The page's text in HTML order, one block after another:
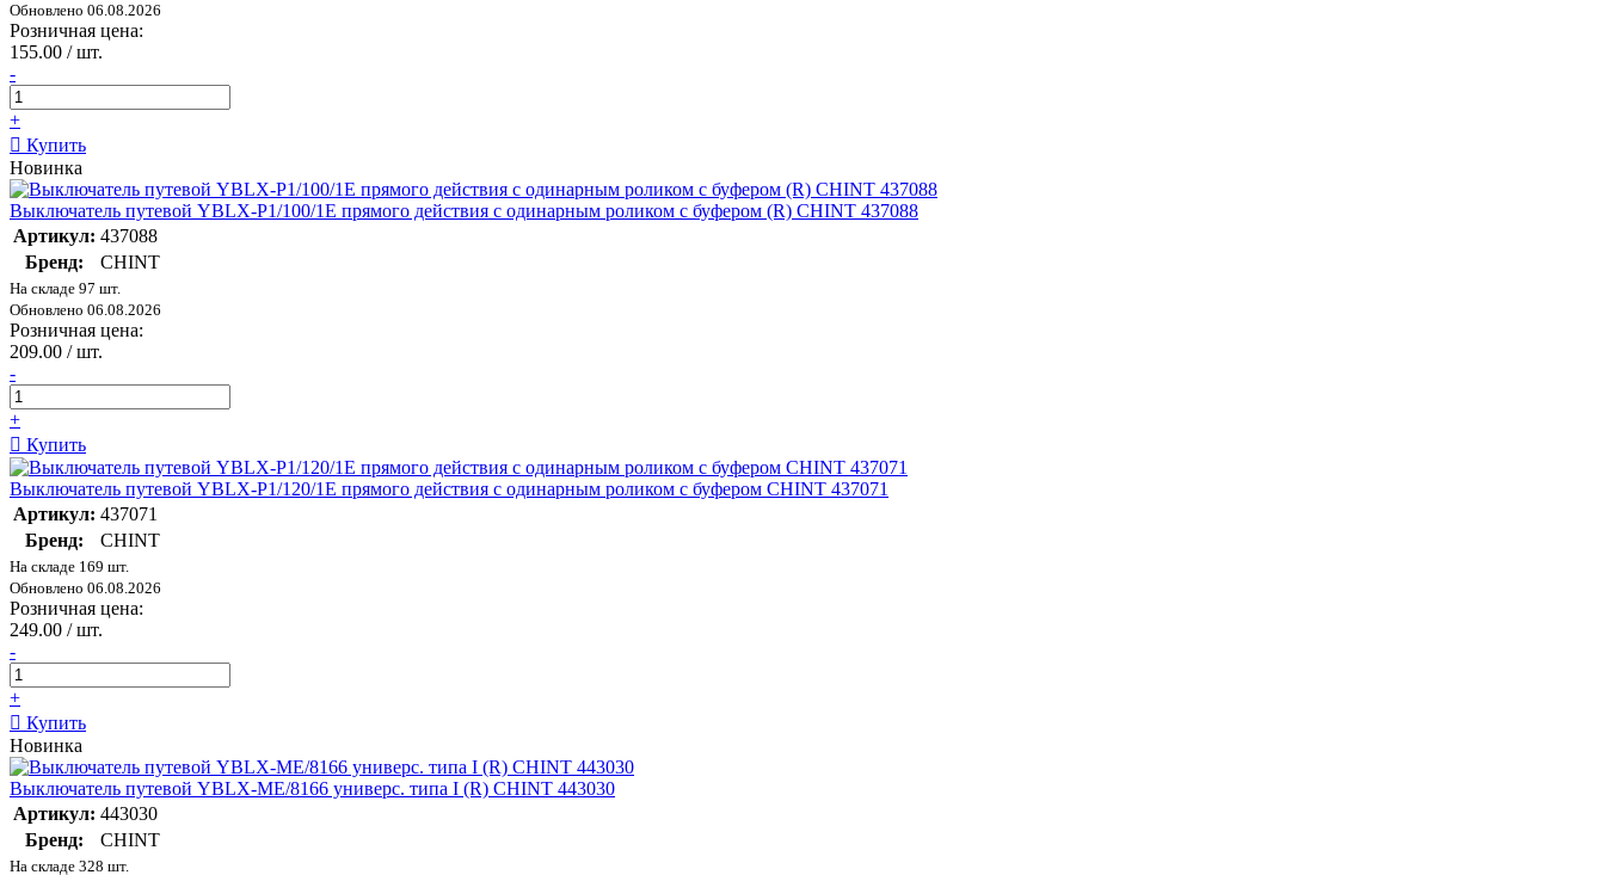
Обновлено 06.08.2026
Розничная цена:
155.00 / шт.
-
+
Купить
Новинка
Выключатель путевой YBLX-P1/100/1E прямого действия с одинарным роликом с буфером (R) CHINT 437088
Артикул: 437088
Бренд:
CHINT
На складе 97 шт.
Обновлено 06.08.2026
Розничная цена:
209.00 / шт.
-
+
Купить
Выключатель путевой YBLX-P1/120/1E прямого действия с одинарным роликом с буфером CHINT 437071
Артикул: 437071
Бренд:
CHINT
На складе 169 шт.
Обновлено 06.08.2026
Розничная цена:
249.00 / шт.
-
+
Купить
Новинка
Выключатель путевой YBLX-ME/8166 универс. типа I (R) CHINT 443030
Артикул: 443030
Бренд:
CHINT
На складе 328 шт.